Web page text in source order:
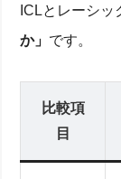
ICLとレーシッ
か」 です。
比較項
目